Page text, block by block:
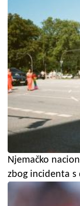
Njemačko
zbog incidenta s